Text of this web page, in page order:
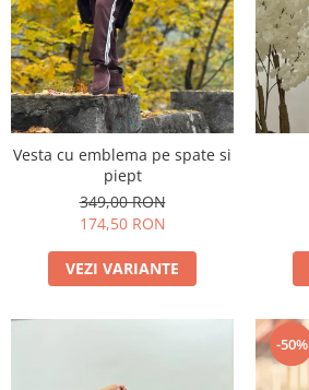
Vesta cu emblema pe spate si
piept
349,00 RON
174,50 RON
VEZI VARIANTE
-50%